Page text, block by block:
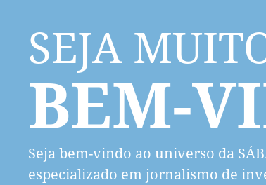
SEJA
BEM-
Seja bem-vindo ao universo da
especializado em jornalismo de